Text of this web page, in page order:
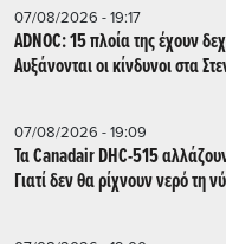
07/08/2026 - 19:17
ADNOC: 15 πλοία της έχουν
Aυξάνονται οι κίνδυνοι στα
07/08/2026 - 19:09
Τα Canadair DHC-515
Γιατί δεν θα ρίχνουν νερό τη